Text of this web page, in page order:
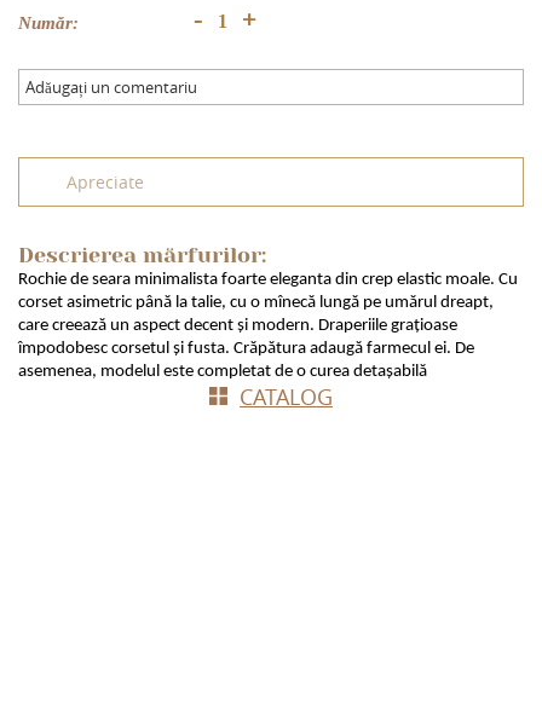
Număr: - +
Adăugați un comentariu
Apreciate
Descrierea mărfurilor:
Rochie de seara minimalista foarte eleganta din crep elastic moale. Cu
corset asimetric până la talie, cu o mînecă lungă pe umărul dreapt,
care creează un aspect decent și modern. Draperiile grațioase
împodobesc corsetul și fusta. Crăpătura adaugă farmecul ei. De
asemenea, modelul este completat de o curea detașabilă
СATALOG